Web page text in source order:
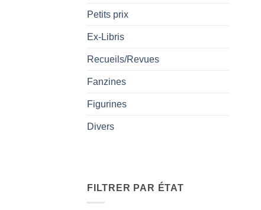
Petits prix
Ex-Libris
Recueils/Revues
Fanzines
Figurines
Divers
FILTRER PAR ÉTAT